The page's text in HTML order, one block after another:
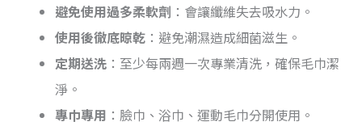
避免使用過多柔軟劑 ：會讓纖維失去吸水力。
使用後徹底晾乾 ：避免潮濕造成細菌滋生。
定期送洗 ：至少每兩週一次專業清洗，確保毛巾潔
淨。
專巾專用 ：臉巾、浴巾、運動毛巾分開使用。